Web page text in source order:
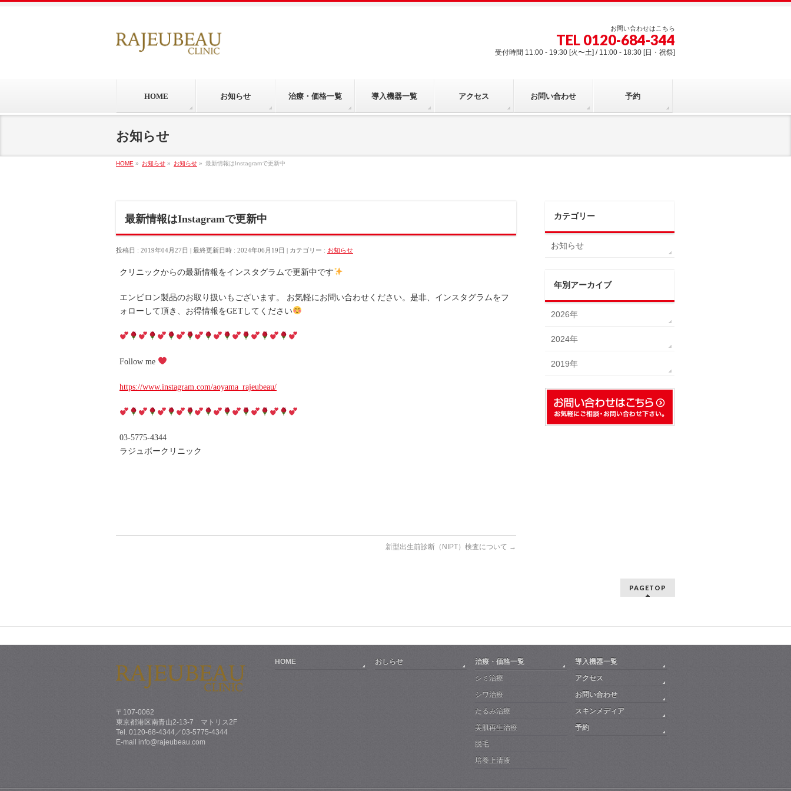
お問い合わせはこちら
TEL 0120-684-344
受付時間 11:00 - 19:30 [火〜土] / 11:00 - 18:30 [日・祝祭]
HOME お知らせ 治療・価格一覧 導入機器一覧 アクセス お問い合わせ 予約
お知らせ
HOME » お知らせ » お知らせ » 最新情報はInstagramで更新中
最新情報はInstagramで更新中
投稿日 : 2019年04月27日 最終更新日時 : 2024年06月19日 カテゴリー : お知らせ
クリニックからの最新情報をインスタグラムで更新中です
エンビロン製品のお取り扱いもございます。 お気軽にお問い合わせください。是非、インスタグラムをフ
ォローして頂き、お得情報をGETしてください
Follow me
https://www.instagram.com/aoyama_rajeubeau/
03-5775-4344
ラジュボークリニック
新型出生前診断（NIPT）検査について →
カテゴリー
お知らせ
年別アーカイブ
2026年
2024年
2019年
PAGETOP
〒107-0062
東京都港区南青山2-13-7 マトリス2F
Tel. 0120-68-4344／03-5775-4344
E-mail info@rajeubeau.com
HOME おしらせ
治療・価格一覧
シミ治療
シワ治療
たるみ治療
美肌再生治療
脱毛
培養上清液
導入機器一覧
アクセス
お問い合わせ
スキンメディア
予約